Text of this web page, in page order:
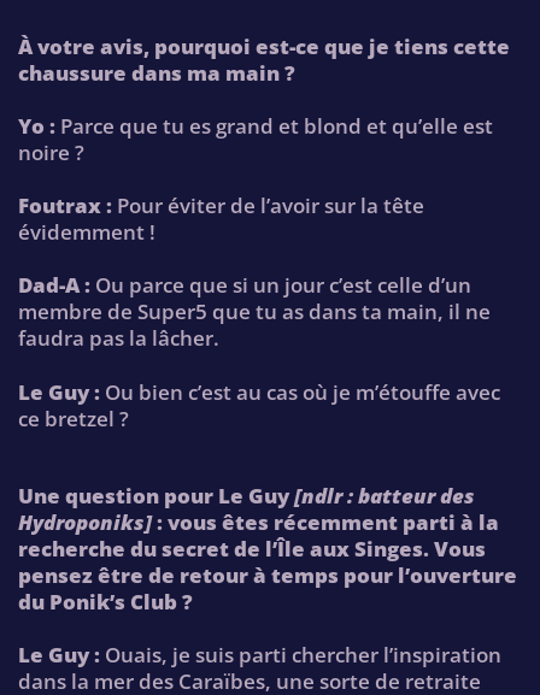
À votre avis, pourquoi est-ce que je tiens cette
chaussure dans ma main ?
Yo : Parce que tu es grand et blond et qu’elle est
noire ?
Foutrax : Pour éviter de l’avoir sur la tête
évidemment !
Dad-A : Ou parce que si un jour c’est celle d’un
membre de Super5 que tu as dans ta main, il ne
faudra pas la lâcher.
Le Guy : Ou bien c’est au cas où je m’étouffe avec
ce bretzel ?
Une question pour Le Guy[ndlr : batteur des
Hydroponiks]: vous êtes récemment parti à la
recherche du secret de l’Île aux Singes. Vous
pensez être de retour à temps pour l’ouverture
du Ponik’s Club ?
Le Guy : Ouais, je suis parti chercher l’inspiration
dans la mer des Caraïbes, une sorte de retraite